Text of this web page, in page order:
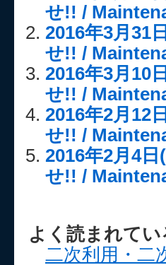
せ!! /
2016年3月31
せ!! /
2016年3月10
せ!! /
2016年2月12
せ!! /
2016年2月4
せ!! /
よく読まれてい
二次利用・二